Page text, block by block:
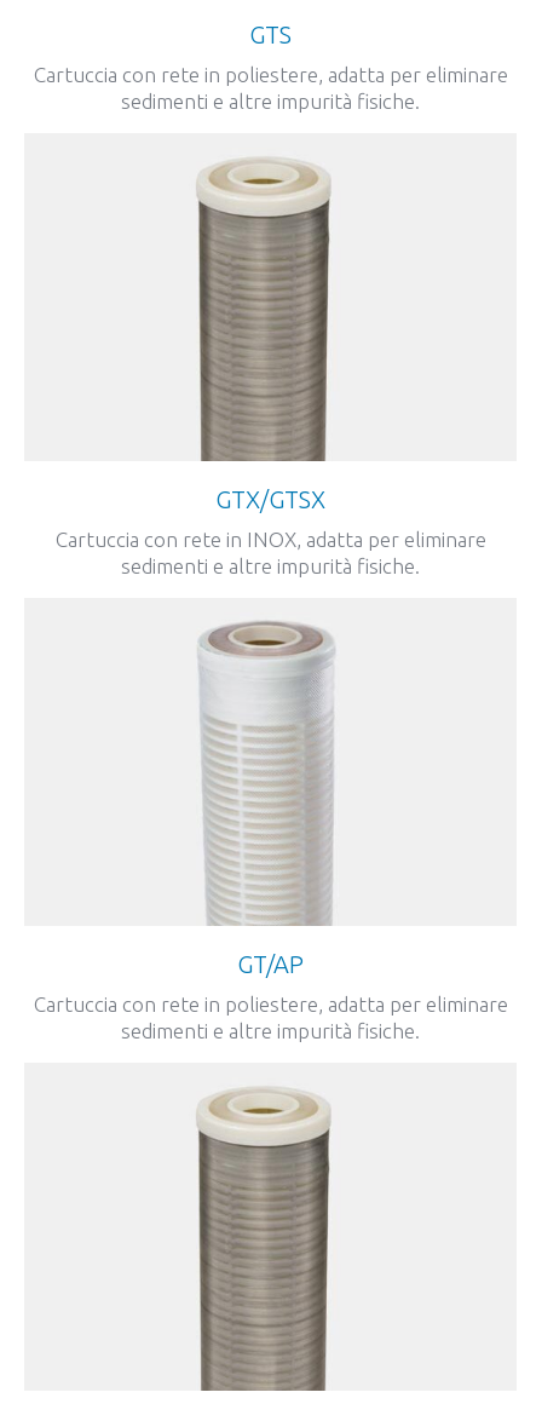
GTS
Cartuccia con rete in poliestere, adatta per eliminare
sedimenti e altre impurità fisiche.
GTX/GTSX
Cartuccia con rete in INOX, adatta per eliminare
sedimenti e altre impurità fisiche.
GT/AP
Cartuccia con rete in poliestere, adatta per eliminare
sedimenti e altre impurità fisiche.